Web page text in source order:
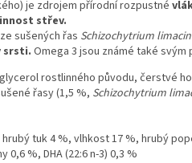
je zdrojem přírodní rozpustné
střev.
ze sušených řas Schizochytrium
srsti. Omega 3 jsou známé také
rostlinného původu, čerstvé
řasy (1,5 %, Schizochytrium
tuk 4 %, vlhkost 17 %, hrubý
%, DHA (22:6 n-3) 0,3 %